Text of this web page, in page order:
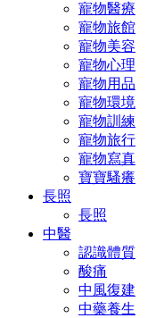
寵物醫療
寵物旅館
寵物美容
寵物心理
寵物用品
寵物環境
寵物訓練
寵物旅行
寵物寫真
寶寶騷癢
長照
長照
中醫
認識體質
酸痛
中風復建
中藥養生